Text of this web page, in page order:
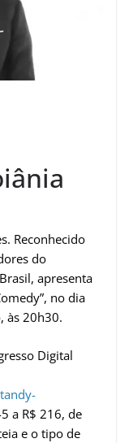
Reconhecido
do
apresenta
no dia
às 20h30.
Digital
a R$ 216, de
e o tipo de